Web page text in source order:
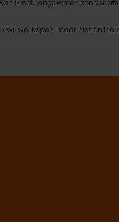
Kan ik ook langskomen zonder
Ik wil wel kopen, maar niet online